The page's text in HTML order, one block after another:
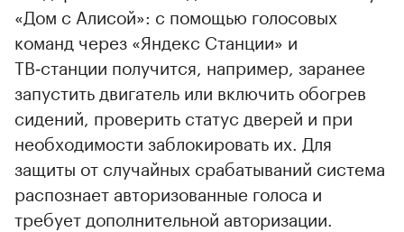
«Дом с Алисой»: с помощью голосовых
команд через «Яндекс Станции» и
ТВ‑станции получится, например, заранее
запустить двигатель или включить обогрев
сидений, проверить статус дверей и при
необходимости заблокировать их. Для
защиты от случайных срабатываний система
распознает авторизованные голоса и
требует дополнительной авторизации.